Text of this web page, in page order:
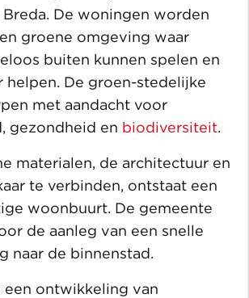
De woningen worden
groene omgeving waar
buiten kunnen spelen en
helpen. De groen-stedelijke
met aandacht voor
gezondheid en biodiversiteit.
materialen, de architectuur en
te verbinden, ontstaat een
woonbuurt. De gemeente
de aanleg van een snelle
naar de binnenstad.
een ontwikkeling van